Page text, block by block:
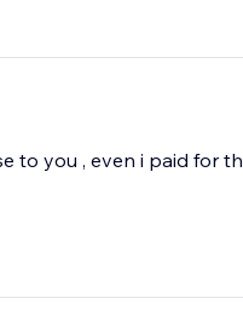
to you , even i paid for